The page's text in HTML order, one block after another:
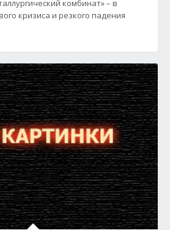
комбинат» – в
кризиса и резкого падения